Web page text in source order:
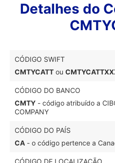
Detalhes do
CÓDIGO SWIFT
CMTYCATT ou
CÓDIGO DO BANCO
CMTY - código atribuído a
COMPANY
CÓDIGO DO PAÍS
CA - o código pertence a
CÓDIGO DE LOCALIZAÇÃO